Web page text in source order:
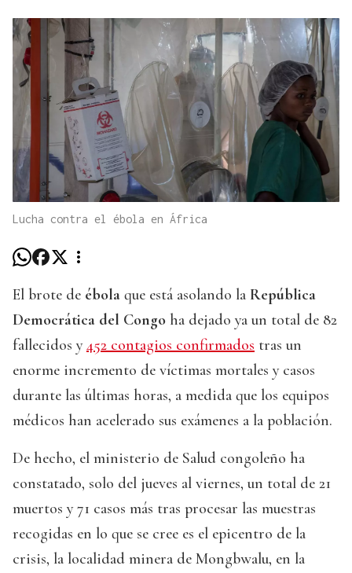
Lucha contra el ébola en África
El brote de ébola que está asolando la República
Democrática del Congo ha dejado ya un total de 82
fallecidos y452 contagios confirmados tras un
enorme incremento de víctimas mortales y casos
durante las últimas horas, a medida que los equipos
médicos han acelerado sus exámenes a la población.
De hecho, el ministerio de Salud congoleño ha
constatado, solo del jueves al viernes, un total de 21
muertos y 71 casos más tras procesar las muestras
recogidas en lo que se cree es el epicentro de la
crisis, la localidad minera de Mongbwalu, en la